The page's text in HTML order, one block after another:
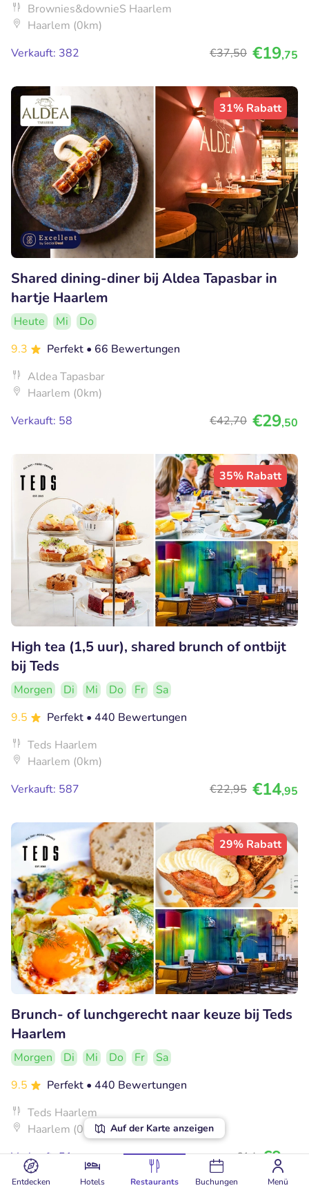
Entdecken Hotels Restaurants Buchungen Menü
Auf der Karte anzeigen
Brownies&downieS Haarlem
Haarlem (0km)
Verkauft: 382
€37,50 €19,75
31% Rabatt
Shared dining-diner bij Aldea Tapasbar in
hartje Haarlem
Heute Mi
Do
9.3
Perfekt • 66 Bewertungen
Aldea Tapasbar
Haarlem (0km)
Verkauft: 58
€42,70 €29,50
35% Rabatt
High tea (1,5 uur), shared brunch of ontbijt
bij Teds
Morgen Di Mi Do Fr
Sa
9.5
Perfekt • 440 Bewertungen
Teds Haarlem
Haarlem (0km)
Verkauft: 587
€22,95 €14,95
29% Rabatt
Brunch- of lunchgerecht naar keuze bij Teds
Haarlem
Morgen Di Mi Do Fr
Sa
9.5
Perfekt • 440 Bewertungen
Teds Haarlem
Haarlem (0km)
Verkauft: 51
€14 €9,95